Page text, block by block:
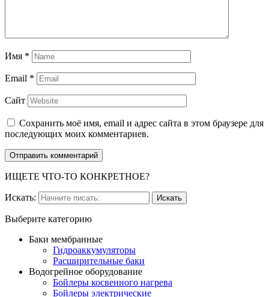
Имя *
Email *
Сайт
Сохранить моё имя, email и адрес сайта в этом браузере для
последующих моих комментариев.
ИЩЕТЕ ЧТО-ТО КОНКРЕТНОЕ?
Искать:
Выберите категорию
Баки мембранные
Гидроаккумуляторы
Расширительные баки
Водогрейное оборудование
Бойлеры косвенного нагрева
Бойлеры электрические